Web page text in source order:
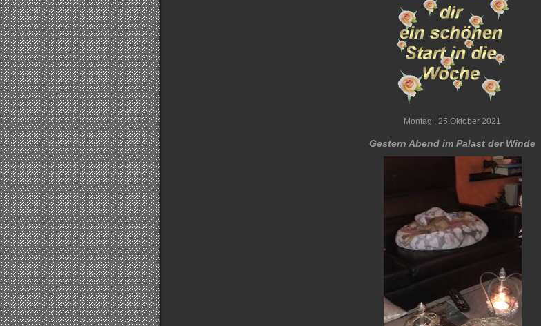
Montag , 25.Oktober 2021
Gestern Abend im Palast der Winde